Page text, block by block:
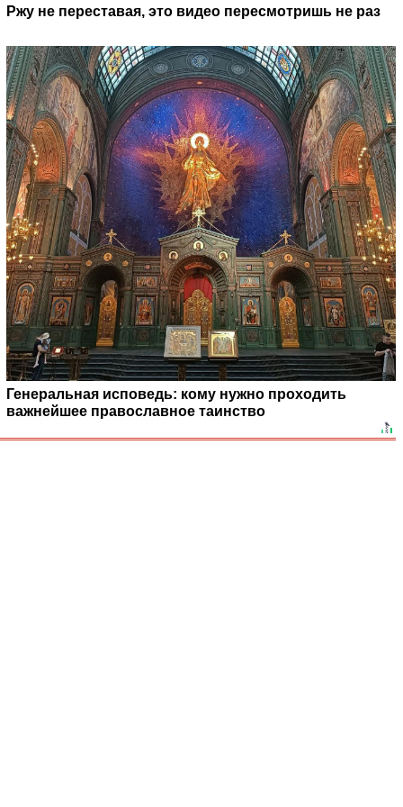
Ржу не переставая, это видео пересмотришь не раз
Генеральная исповедь: кому нужно проходить
важнейшее православное таинство